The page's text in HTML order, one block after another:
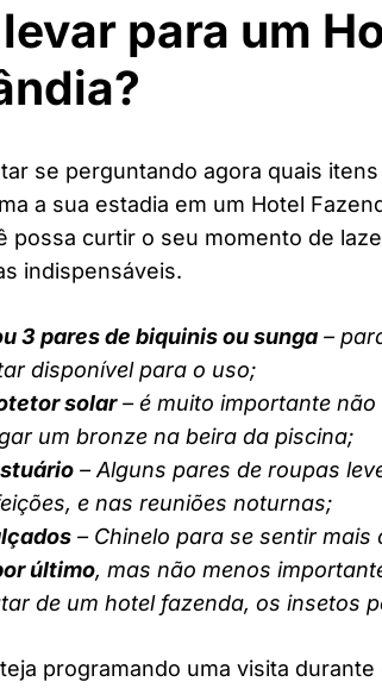
para um
se perguntando agora quais
a sua estadia em um Hotel
possa curtir o seu momento de
indispensáveis.
3 pares de biquinis ou sunga –
disponível para o uso;
solar– é muito importante
um bronze na beira da piscina;
– Alguns pares de roupas
e nas reuniões noturnas;
– Chinelo para se sentir mais
último, mas não menos
de um hotel fazenda, os insetos
programando uma visita